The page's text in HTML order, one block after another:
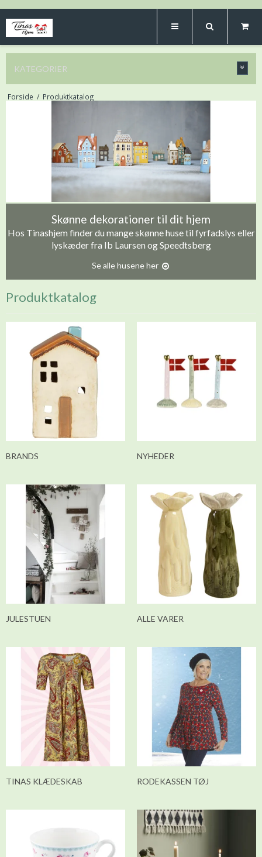
KATEGORIER
Forside / Produktkatalog
Skønne dekorationer til dit hjem
Hos Tinashjem finder du mange skønne huse til fyrfadslys eller
lyskæder fra Ib Laursen og Speedtsberg
Se alle husene her
Produktkatalog
BRANDS NYHEDER
JULESTUEN ALLE VARER
TINAS KLÆDESKAB RODEKASSEN TØJ